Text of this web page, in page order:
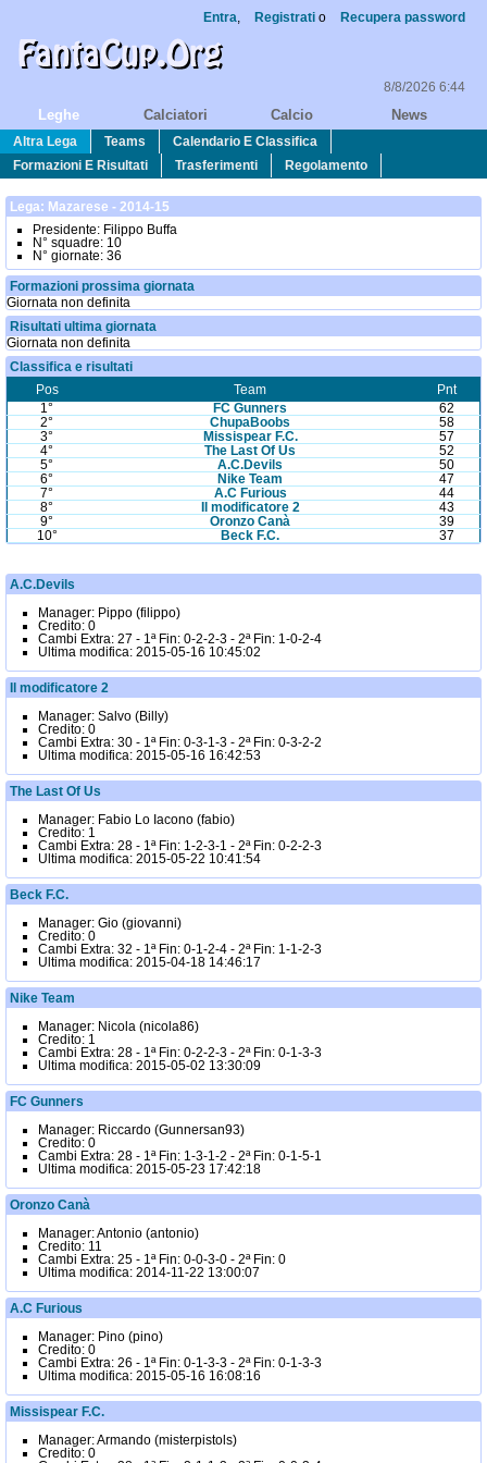
Entra, Registrati o Recupera password
8/8/2026 6:44
Leghe Calciatori Calcio News
Altra Lega Teams
Calendario E Classifica
Formazioni E Risultati
Trasferimenti Regolamento
Lega: Mazarese - 2014-15
Presidente: Filippo Buffa
N° squadre: 10
N° giornate: 36
Formazioni prossima giornata
Giornata non definita
Risultati ultima giornata
Giornata non definita
Classifica e risultati
Pos
Team
Pnt
1°
FC Gunners
62
2°
ChupaBoobs
58
3°
Missispear F.C.
57
4°
The Last Of Us
52
5°
A.C.Devils
50
6°
Nike Team
47
7°
A.C Furious
44
8°
Il modificatore 2
43
9°
Oronzo Canà
39
10°
Beck F.C. 37
A.C.Devils
Manager: Pippo (filippo)
Credito: 0
Cambi Extra: 27 - 1ª Fin: 0-2-2-3 - 2ª Fin: 1-0-2-4
Ultima modifica: 2015-05-16 10:45:02
Il modificatore 2
Manager: Salvo (Billy)
Credito: 0
Cambi Extra: 30 - 1ª Fin: 0-3-1-3 - 2ª Fin: 0-3-2-2
Ultima modifica: 2015-05-16 16:42:53
The Last Of Us
Manager: Fabio Lo Iacono (fabio)
Credito: 1
Cambi Extra: 28 - 1ª Fin: 1-2-3-1 - 2ª Fin: 0-2-2-3
Ultima modifica: 2015-05-22 10:41:54
Beck F.C.
Manager: Gio (giovanni)
Credito: 0
Cambi Extra: 32 - 1ª Fin: 0-1-2-4 - 2ª Fin: 1-1-2-3
Ultima modifica: 2015-04-18 14:46:17
Nike Team
Manager: Nicola (nicola86)
Credito: 1
Cambi Extra: 28 - 1ª Fin: 0-2-2-3 - 2ª Fin: 0-1-3-3
Ultima modifica: 2015-05-02 13:30:09
FC Gunners
Manager: Riccardo (Gunnersan93)
Credito: 0
Cambi Extra: 28 - 1ª Fin: 1-3-1-2 - 2ª Fin: 0-1-5-1
Ultima modifica: 2015-05-23 17:42:18
Oronzo Canà
Manager:Antonio (antonio)
Credito: 11
Cambi Extra: 25 - 1ª Fin: 0-0-3-0 - 2ª Fin: 0
Ultima modifica: 2014-11-22 13:00:07
A.C Furious
Manager: Pino (pino)
Credito: 0
Cambi Extra: 26 - 1ª Fin: 0-1-3-3 - 2ª Fin: 0-1-3-3
Ultima modifica: 2015-05-16 16:08:16
Missispear F.C.
Manager:Armando (misterpistols)
Credito: 0